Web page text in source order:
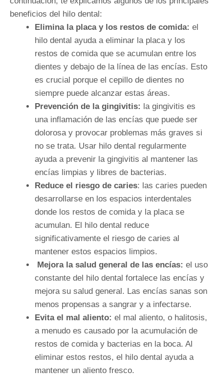
beneficios del hilo dental:
Elimina la placa y los restos de comida: el
hilo dental ayuda a eliminar la placa y los
restos de comida que se acumulan entre los
dientes y debajo de la línea de las encías. Esto
es crucial porque el cepillo de dientes no
siempre puede alcanzar estas áreas.
Prevención de la gingivitis: la gingivitis es
una inflamación de las encías que puede ser
dolorosa y provocar problemas más graves si
no se trata. Usar hilo dental regularmente
ayuda a prevenir la gingivitis al mantener las
encías limpias y libres de bacterias.
Reduce el riesgo de caries: las caries pueden
desarrollarse en los espacios interdentales
donde los restos de comida y la placa se
acumulan. El hilo dental reduce
significativamente el riesgo de caries al
mantener estos espacios limpios.
Mejora la salud general de las encías: el uso
constante del hilo dental fortalece las encías y
mejora su salud general. Las encías sanas son
menos propensas a sangrar y a infectarse.
Evita el mal aliento: el mal aliento, o halitosis,
a menudo es causado por la acumulación de
restos de comida y bacterias en la boca. Al
eliminar estos restos, el hilo dental ayuda a
mantener un aliento fresco.